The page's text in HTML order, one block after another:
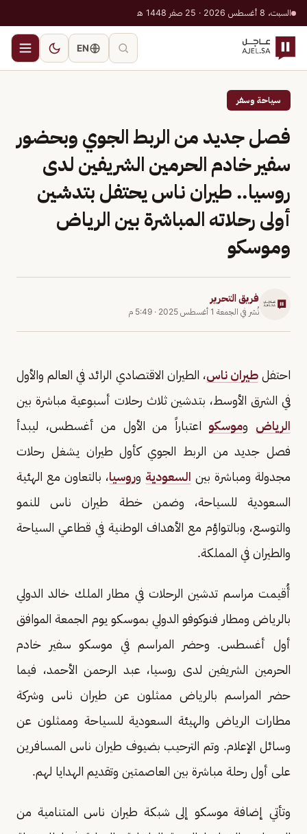
السبت، 8 أغسطس 2026 · 25 صفر 1448 هـ
EN
سياحة وسفر
فصل جديد من الربط الجوي وبحضور
سفير خادم الحرمين الشريفين لدى
روسيا.. طيران ناس يحتفل بتدشين
أولى رحلاته المباشرة بين الرياض
وموسكو
فريق التحرير
نُشر في الجمعة 1 أغسطس 2025 · 5:49 م
احتفلطيران ناس، الطيران الاقتصادي الرائد في العالم والأول
في الشرق الأوسط، بتدشين ثلاث رحلات أسبوعية مباشرة بين
الرياض وموسكو اعتباراً من الأول من أغسطس، ليبدأ
فصل جديد من الربط الجوي كأول طيران يشغل رحلات
مجدولة ومباشرة بين السعودية وروسيا، بالتعاون مع الهئية
السعودية للسياحة، وضمن خطة طيران ناس للنمو
والتوسع، وبالتواؤم مع الأهداف الوطنية في قطاعي السياحة
والطيران في المملكة.
أُقيمت مراسم تدشين الرحلات في مطار الملك خالد الدولي
بالرياض ومطار فنوكوفو الدولي بموسكو يوم الجمعة الموافق
أول أغسطس. وحضر المراسم في موسكو سفير خادم
الحرمين الشريفين لدى روسيا، عبد الرحمن الأحمد، فيما
حضر المراسم بالرياض ممثلون عن طيران ناس وشركة
مطارات الرياض والهيئة السعودية للسياحة وممثلون عن
وسائل الإعلام. وتم الترحيب بضيوف طيران ناس المسافرين
على أول رحلة مباشرة بين العاصمتين وتقديم الهدايا لهم.
وتأتي إضافة موسكو إلى شبكة طيران ناس المتنامية من